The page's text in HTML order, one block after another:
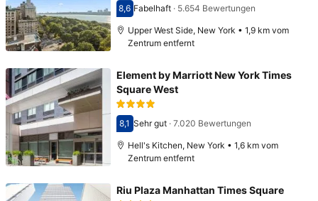
Bewertet mit 8,6
8,6 Fabelhaft· 5.654 Bewertungen
Upper West Side, New York • 1,9 km vom
Zentrum entfernt
Element by Marriott New York Times
Square West
Bewertet mit 8,1
8,1 Sehr gut· 7.020 Bewertungen
Hell's Kitchen, New York • 1,6 km vom
Zentrum entfernt
Riu Plaza Manhattan Times Square